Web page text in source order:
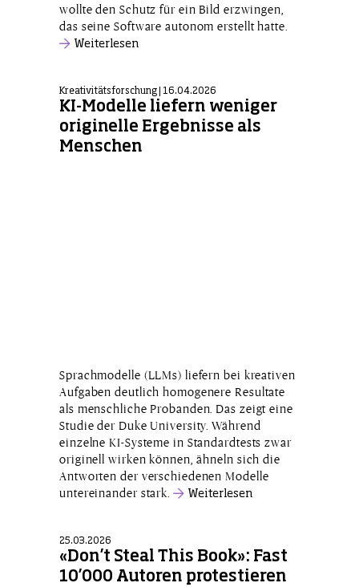
wollte den Schutz für ein Bild erzwingen,
das seine Software autonom erstellt hatte.
Weiterlesen
Kreativitätsforschung | 16.04.2026
KI-Modelle liefern weniger
originelle Ergebnisse als
Menschen
Sprachmodelle (LLMs) liefern bei kreativen
Aufgaben deutlich homogenere Resultate
als menschliche Probanden. Das zeigt eine
Studie der Duke University. Während
einzelne KI-Systeme in Standardtests zwar
originell wirken können, ähneln sich die
Antworten der verschiedenen Modelle
untereinander stark.
Weiterlesen
25.03.2026
«Don’t Steal This Book»: Fast
10’000 Autoren protestieren